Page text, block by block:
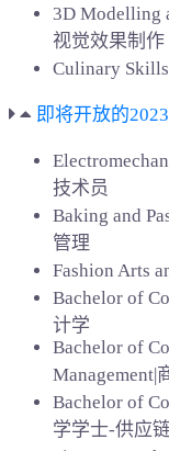
3D Modelling
视觉效果制作
Culinary
即将开放的
技术员
Baking and
管理
Fashion Arts
Bachelor of
计学
Bachelor of
Management|
Bachelor of
学学士-供应